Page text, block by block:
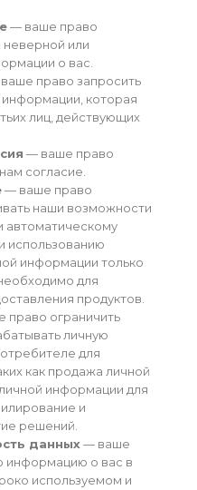
— ваше право
неверной или
о вас.
право запросить
которая
лиц, действующих
— ваше право
согласие.
— ваше право
наши возможности
автоматическому
использованию
информации только
для
продуктов.
право ограничить
личную
для
как продажа личной
информации для
и
решений.
данных— ваше
информацию о вас в
используемом и